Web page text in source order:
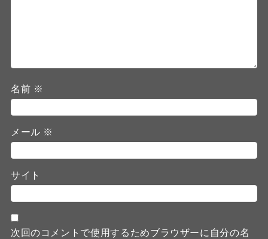
名前 ※
メール ※
サイト
次回のコメントで使用するためブラウザーに自分の名